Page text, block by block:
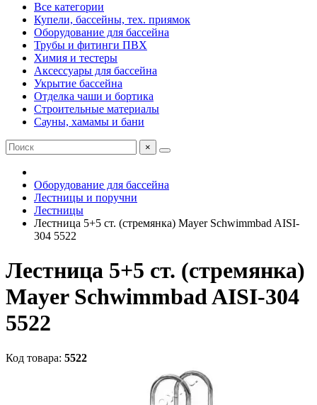
Все категории
Купели, бассейны, тех. приямок
Оборудование для бассейна
Трубы и фитинги ПВХ
Химия и тестеры
Аксессуары для бассейна
Укрытие бассейна
Отделка чаши и бортика
Строительные материалы
Сауны, хамамы и бани
×
Оборудование для бассейна
Лестницы и поручни
Лестницы
Лестница 5+5 ст. (стремянка) Mayer Schwimmbad AISI-
304 5522
Лестница 5+5 ст. (стремянка)
Mayer Schwimmbad AISI-304
5522
Код товара: 5522